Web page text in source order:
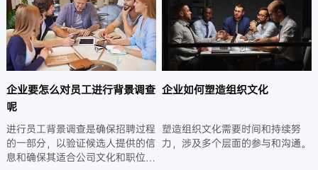
企业要怎么对员工进行背景调查
呢
进行员工背景调查是确保招聘过程
的一部分，以验证候选人提供的信
息和确保其适合公司文化和职位的
企业如何塑造组织文化
塑造组织文化需要时间和持续努
力，涉及多个层面的参与和沟通。